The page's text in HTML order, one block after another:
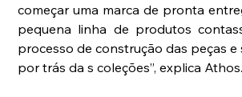
começar uma marca de pronta
pequena linha de produtos
processo de construção das peças e
por trás da s coleções”, explica Athos.